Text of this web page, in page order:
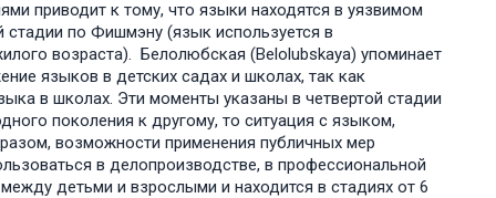
приводит к тому, что языки находятся в уязвимом
стадии по Фишмэну (язык используется в
возраста). Белолюбская (Belolubskaya) упоминает
языков в детских садах и школах, так как
в школах. Эти моменты указаны в четвертой стадии
поколения к другому, то ситуация с языком,
возможности применения публичных мер
в делопроизводстве, в профессиональной
детьми и взрослыми и находится в стадиях от 6